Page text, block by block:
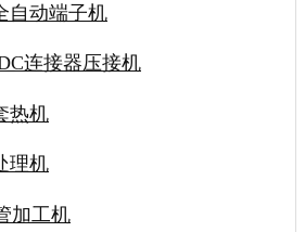
自动端子机
连接器压接机
热机
理机
加工机